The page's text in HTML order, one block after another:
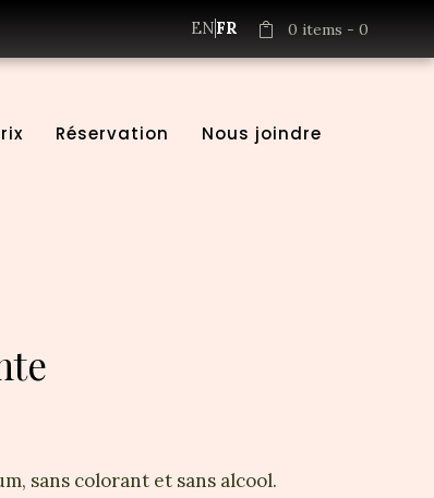
ENFR 0 items - 0
Réservation Nous joindre
sans colorant et sans alcool.